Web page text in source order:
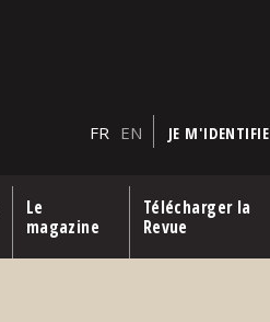
FR EN JE M'IDENTIFIE
Le
magazine
Télécharger la
Revue